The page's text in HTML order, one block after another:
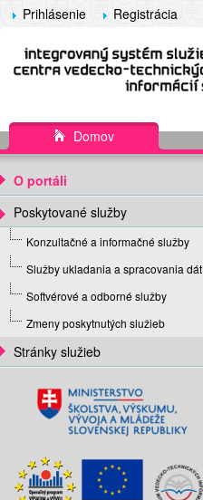
Prihlásenie Registrácia
Domov
O portáli
Poskytované služby
Konzultačné a informačné služby
Služby ukladania a spracovania dát
Softvérové a odborné služby
Zmeny poskytnutých služieb
Stránky služieb